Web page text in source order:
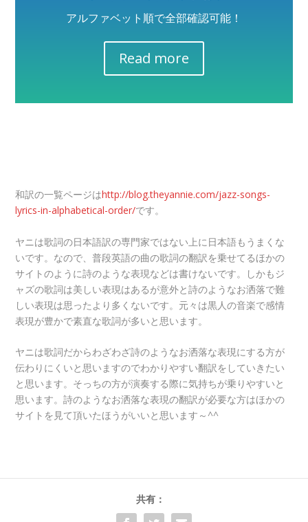
アルファベット順で全部確認可能！
Read more
和訳の一覧ページはhttp://blog.theyannie.com/jazz-songs-
lyrics-in-alphabetical-order/です。
ヤニは歌詞の日本語訳の専門家ではない上に日本語もうまくな
いです。なので、普段英語の曲の歌詞の翻訳を乗せてるほかの
サイトのように詩のような表現などは書けないです。しかもジ
ャズの歌詞は美しい表現はあるが意外と詩のようなお洒落で難
しい表現は思ったより多くないです。元々は黒人の音楽で感情
表現が豊かで素直な歌詞が多いと思います。
ヤニは歌詞だからわざわざ詩のようなお洒落な表現にする方が
伝わりにくいと思いますのでわかりやすい翻訳をしていきたい
と思います。そっちの方が演奏する際に気持ちが乗りやすいと
思います。詩のようなお洒落な表現の翻訳が必要な方はほかの
サイトを見て頂いたほうがいいと思います～^^
共有：